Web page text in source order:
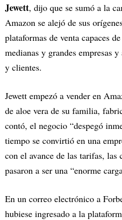
Jewett, dijo que se sumó a la
Amazon se alejó de sus
plataformas de venta capaces
medianas y grandes empresas
y clientes.
Jewett empezó a vender en
de aloe vera de su familia,
contó, el negocio “despegó
tiempo se convirtió en una
con el avance de las tarifas, las
pasaron a ser una “enorme
En un correo electrónico a
hubiese ingresado a la